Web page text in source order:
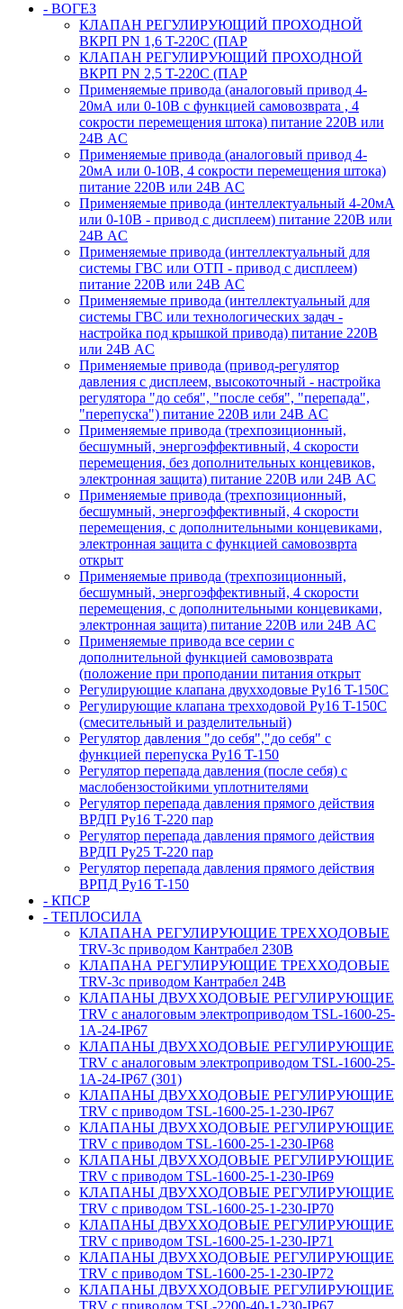
- ВОГЕЗ
КЛАПАН РЕГУЛИРУЮЩИЙ ПРОХОДНОЙ
ВКРП PN 1,6 T-220C (ПАР
КЛАПАН РЕГУЛИРУЮЩИЙ ПРОХОДНОЙ
ВКРП PN 2,5 T-220C (ПАР
Применяемые привода (аналоговый привод 4-
20мА или 0-10В с функцией самовозврата , 4
сокрости перемещения штока) питание 220В или
24В AC
Применяемые привода (аналоговый привод 4-
20мА или 0-10В, 4 сокрости перемещения штока)
питание 220В или 24В AC
Применяемые привода (интеллектуальный 4-20мА
или 0-10В - привод с дисплеем) питание 220В или
24В AC
Применяемые привода (интеллектуальный для
системы ГВС или ОТП - привод с дисплеем)
питание 220В или 24В AC
Применяемые привода (интеллектуальный для
системы ГВС или технологических задач -
настройка под крышкой привода) питание 220В
или 24В AC
Применяемые привода (привод-регулятор
давления с дисплеем, высокоточный - настройка
регулятора "до себя", "после себя", "перепада",
"перепуска") питание 220В или 24В AC
Применяемые привода (трехпозиционный,
бесшумный, энергоэффективный, 4 скорости
перемещения, без дополнительных концевиков,
электронная защита) питание 220В или 24В AC
Применяемые привода (трехпозиционный,
бесшумный, энергоэффективный, 4 скорости
перемещения, с дополнительными концевиками,
электронная защита с функцией самовозврта
открыт
Применяемые привода (трехпозиционный,
бесшумный, энергоэффективный, 4 скорости
перемещения, с дополнительными концевиками,
электронная защита) питание 220В или 24В AC
Применяемые привода все серии с
дополнительной функцией самовозврата
(положение при проподании питания открыт
Регулирующие клапана двухходовые Ру16 T-150С
Регулирующие клапана трехходовой Ру16 T-150С
(смесительный и разделительный)
Регулятор давления "до себя","до себя" с
функцией перепуска Ру16 T-150
Регулятор перепада давления (после себя) c
маслобензостойкими уплотнителями
Регулятор перепада давления прямого действия
ВРДП Ру16 T-220 пар
Регулятор перепада давления прямого действия
ВРДП Ру25 T-220 пар
Регулятор перепада давления прямого действия
ВРПД Ру16 T-150
- КПСР
- ТЕПЛОСИЛА
КЛАПАНА РЕГУЛИРУЮЩИЕ ТРЕХХОДОВЫЕ
TRV-3с приводом Кантрабел 230B
КЛАПАНА РЕГУЛИРУЮЩИЕ ТРЕХХОДОВЫЕ
TRV-3с приводом Кантрабел 24B
КЛАПАНЫ ДВУХХОДОВЫЕ РЕГУЛИРУЮЩИЕ
TRV с аналоговым электроприводом TSL-1600-25-
1А-24-IP67
КЛАПАНЫ ДВУХХОДОВЫЕ РЕГУЛИРУЮЩИЕ
TRV с аналоговым электроприводом TSL-1600-25-
1А-24-IP67 (301)
КЛАПАНЫ ДВУХХОДОВЫЕ РЕГУЛИРУЮЩИЕ
TRV с приводом TSL-1600-25-1-230-IP67
КЛАПАНЫ ДВУХХОДОВЫЕ РЕГУЛИРУЮЩИЕ
TRV с приводом TSL-1600-25-1-230-IP68
КЛАПАНЫ ДВУХХОДОВЫЕ РЕГУЛИРУЮЩИЕ
TRV с приводом TSL-1600-25-1-230-IP69
КЛАПАНЫ ДВУХХОДОВЫЕ РЕГУЛИРУЮЩИЕ
TRV с приводом TSL-1600-25-1-230-IP70
КЛАПАНЫ ДВУХХОДОВЫЕ РЕГУЛИРУЮЩИЕ
TRV с приводом TSL-1600-25-1-230-IP71
КЛАПАНЫ ДВУХХОДОВЫЕ РЕГУЛИРУЮЩИЕ
TRV с приводом TSL-1600-25-1-230-IP72
КЛАПАНЫ ДВУХХОДОВЫЕ РЕГУЛИРУЮЩИЕ
TRV с приводом TSL-2200-40-1-230-IP67